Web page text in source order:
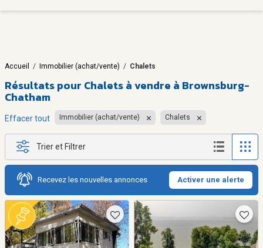
Accueil / Immobilier (achat/vente) / Chalets
Résultats pour Chalets à vendre à Brownsburg-
Chatham
Effacer tout Immobilier (achat/vente) Chalets
Trier et Filtrer
Recevez les nouvelles annonces Activer une alerte